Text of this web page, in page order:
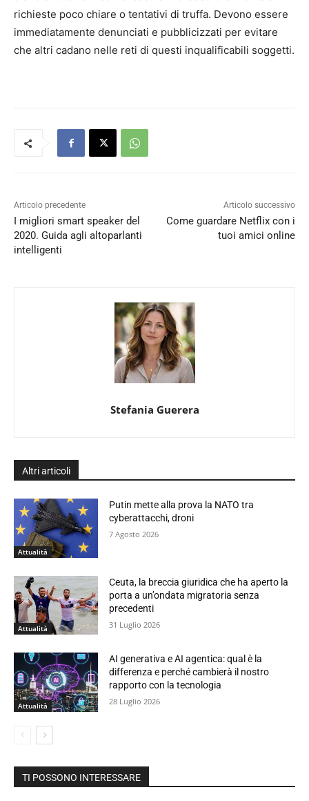
richieste poco chiare o tentativi di truffa. Devono essere
immediatamente denunciati e pubblicizzati per evitare
che altri cadano nelle reti di questi inqualificabili soggetti.
Articolo precedente
I migliori smart speaker del
2020. Guida agli altoparlanti
intelligenti
Articolo successivo
Come guardare Netflix con i
tuoi amici online
Stefania Guerera
Altri articoli
Attualità
Putin mette alla prova la NATO tra
cyberattacchi, droni
7 Agosto 2026
Attualità
Ceuta, la breccia giuridica che ha aperto la
porta a un’ondata migratoria senza
precedenti
31 Luglio 2026
Attualità
AI generativa e AI agentica: qual è la
differenza e perché cambierà il nostro
rapporto con la tecnologia
28 Luglio 2026
TI POSSONO INTERESSARE